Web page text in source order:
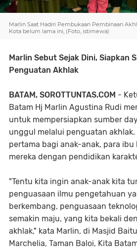
Marlin Saat Hadiri Pembukaan Pembinaan
Kota belum lama ini, (Foto, istimewa)
Marlin Sebut Sejak Dini, Siapkan
Penguatan Akhlak
BATAM, SOROTTUNTAS.COM -
Batam Hj Marlin Agustina Rudi
untuk mempersiapkan sumber
unggul melalui penguatan akhlak.
pertama bagi anak-anak, para ibu
mereka dengan pendidikan
"Tentu kita ingin anak-anak kita
penguasaan ilmu pengetahuan
berkembang, penguasaan
semakin maju, yang kita bekali
akhlak," kata Marlin, di Masjid
Marchelia, Taman Baloi, Kita